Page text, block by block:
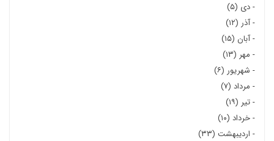
-دی (۵)
-آذر (۱۲)
-آبان (۱۵)
- مهر (۱۳)
- شهریور (۶)
- مرداد (۷)
-تیر (۱۹)
-خرداد (۱۰)
- اردیبهشت (۳۳)